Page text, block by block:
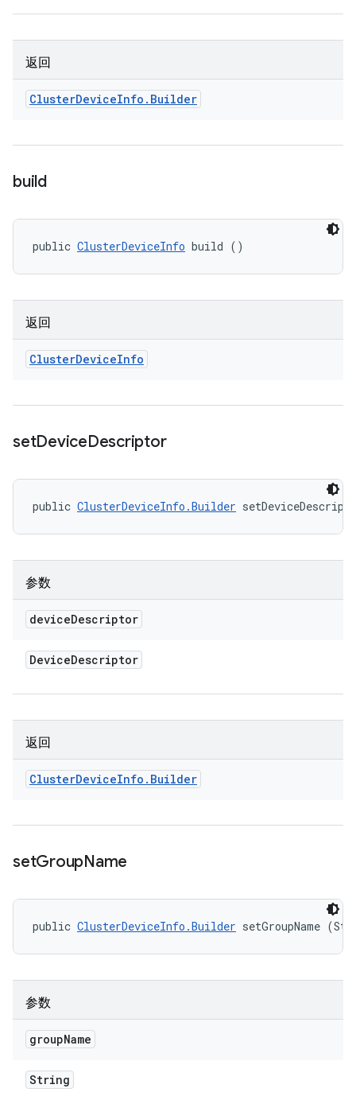
返回
ClusterDeviceInfo . Builder
build
public ClusterDeviceInfo build ()
返回
ClusterDeviceInfo
setDeviceDescriptor
public ClusterDeviceInfo.Builder
参数
deviceDescriptor
DeviceDescriptor
返回
ClusterDeviceInfo . Builder
setGroupName
public ClusterDeviceInfo.Builder setGroupName
参数
groupName
String